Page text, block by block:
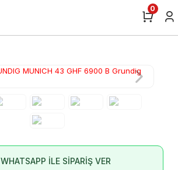
0
WHATSAPP İLE SİPARİŞ VER